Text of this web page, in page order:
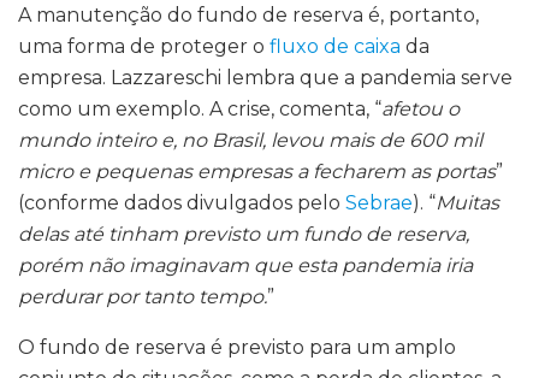
A manutenção do fundo de reserva é, portanto,
uma forma de proteger o fluxo de caixa da
empresa. Lazzareschi lembra que a pandemia serve
como um exemplo. A crise, comenta, “afetou o
mundo inteiro e, no Brasil, levou mais de 600 mil
micro e pequenas empresas a fecharem as portas”
(conforme dados divulgados pelo Sebrae). “Muitas
delas até tinham previsto um fundo de reserva,
porém não imaginavam que esta pandemia iria
perdurar por tanto tempo.”
O fundo de reserva é previsto para um amplo